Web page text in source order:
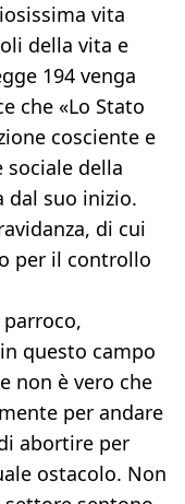
vita
della vita e
194 venga
che «Lo Stato
cosciente e
sociale della
dal suo inizio.
di cui
per il controllo
questo campo
non è vero che
per andare
abortire per
ostacolo. Non